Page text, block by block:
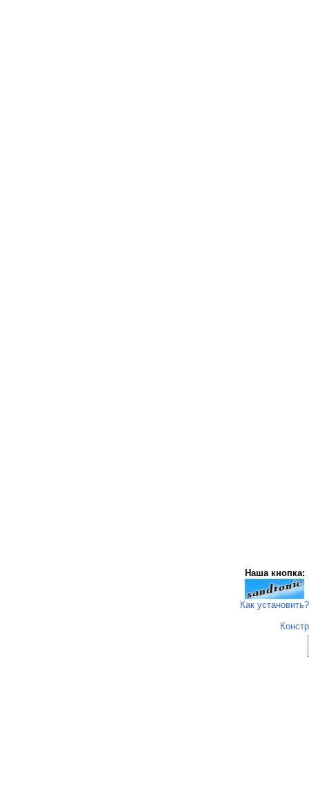
Наша кнопка:
Как установить?